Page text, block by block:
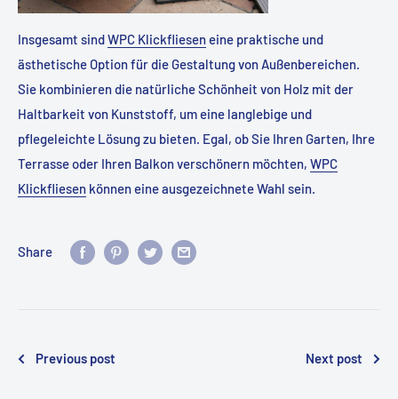
Insgesamt sindWPC Klickflieseneine praktische und
ästhetische Option für die Gestaltung von Außenbereichen.
Sie kombinieren die natürliche Schönheit von Holz mit der
Haltbarkeit von Kunststoff, um eine langlebige und
pflegeleichte Lösung zu bieten. Egal, ob Sie Ihren Garten, Ihre
Terrasse oder Ihren Balkon verschönern möchten, WPC
Klickfliesen können eine ausgezeichnete Wahl sein.
Share
Previous post Next post